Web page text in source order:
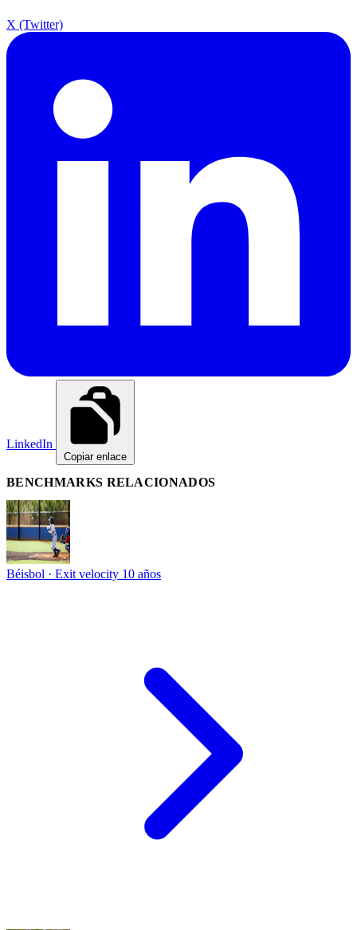
X (Twitter)
LinkedIn
Copiar enlace
BENCHMARKS RELACIONADOS
Béisbol · Exit velocity 10 años